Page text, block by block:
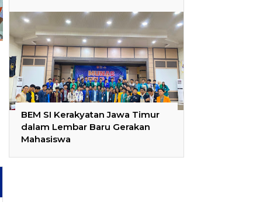
BEM SI Kerakyatan Jawa Timur
dalam Lembar Baru Gerakan
Mahasiswa